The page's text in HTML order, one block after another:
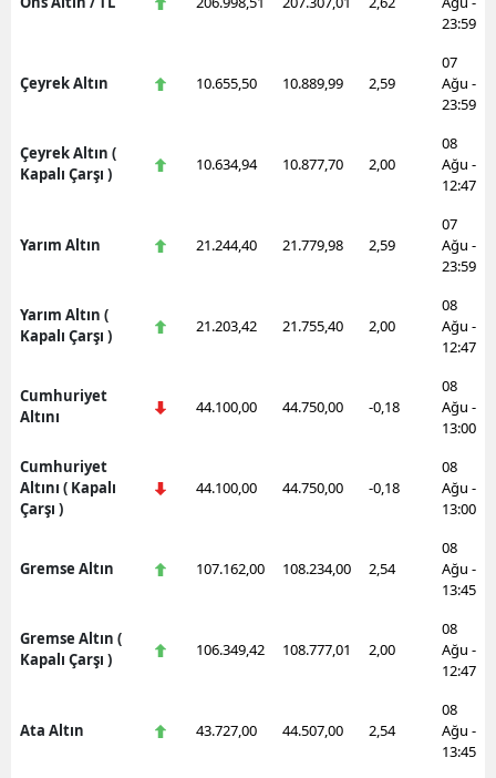
23:59
Çeyrek Altın 10.655,50 10.889,99 2,59
07
Ağu -
23:59
Çeyrek Altın (
Kapalı Çarşı )
10.634,94 10.877,70 2,00
08
Ağu -
12:47
Yarım Altın 21.244,40 21.779,98 2,59
07
Ağu -
23:59
Yarım Altın (
Kapalı Çarşı )
21.203,42 21.755,40 2,00
08
Ağu -
12:47
Cumhuriyet
Altını
44.100,00 44.750,00 -0,18
08
Ağu -
13:00
Cumhuriyet
Altını ( Kapalı
Çarşı )
44.100,00 44.750,00 -0,18
08
Ağu -
13:00
Gremse Altın 107.162,00 108.234,00 2,54
08
Ağu -
13:45
Gremse Altın (
Kapalı Çarşı )
106.349,42 108.777,01 2,00
08
Ağu -
12:47
Ata Altın 43.727,00 44.507,00 2,54
08
Ağu -
13:45